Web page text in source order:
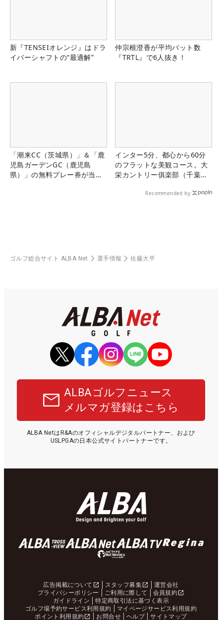
新『TENSEIオレンジ』はドラ
イバーシャフトの“最適解”
仲宗根澄香が平均パット数
『TRTL』で6人抜き！
「潮来CC（茨城県）」＆「鹿
児島ガーデンGC（鹿児島
県）」の無料プレー券が当た
インター5分、都心から60分
のフラットな美観コース。大
栄カントリー俱楽部（千葉
Recommended by
ゴルフ総合サイト ALBA Net 選手情報 佐藤大平
ALBAゴルフニュース
メルマガ登録はこちら
ALBA NetはR&Aのオフィシャルデジタルパートナー、および
USLPGAの日本公式サイトパートナーです。
広告掲載について スタッフ募集
運営会社
プライバシーポリシー
ご利用に際して
会員規約
ガイドライン
特定商取引法に基づく表示
ゴルフ場予約サービス利用規約
マイページサービス利用規約
ポイント利用規約
お問合せ ヘルプ サイトマップ